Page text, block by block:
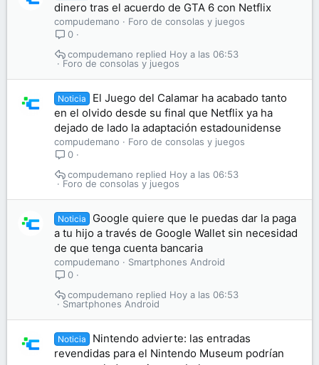
dinero tras el acuerdo de GTA 6 con Netflix
compudemano
Foro de consolas y juegos
0
Foro de consolas y juegos
Hoy a las 06:53
compudemano
Noticia
El Juego del Calamar ha acabado tanto
en el olvido desde su final que Netflix ya ha
dejado de lado la adaptación estadounidense
compudemano
Foro de consolas y juegos
0
Foro de consolas y juegos
Hoy a las 06:53
compudemano
Noticia
Google quiere que le puedas dar la paga
a tu hijo a través de Google Wallet sin necesidad
de que tenga cuenta bancaria
compudemano
Smartphones Android
0
Smartphones Android
Hoy a las 06:53
compudemano
Noticia
Nintendo advierte: las entradas
revendidas para el Nintendo Museum podrían